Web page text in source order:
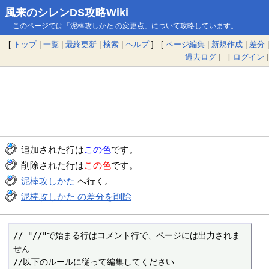
風来のシレンDS攻略Wiki
このページでは「泥棒攻しかた の変更点」について攻略しています。
[ トップ| 一覧 | 最終更新 | 検索 | ヘルプ] [ ページ編集 | 新規作成 | 差分 |
過去ログ ] [ ログイン ]
追加された行はこの色です。
削除された行はこの色です。
泥棒攻しかた へ行く。
泥棒攻しかた の差分を削除
// "//"で始まる行はコメント行で、ページには出力されま
せん
//以下のルールに従って編集してください